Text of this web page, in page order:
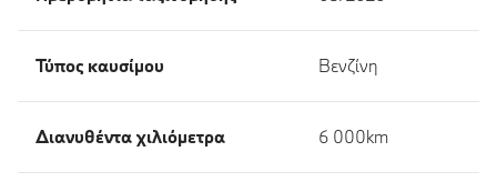
Τύπος καυσίμου Βενζίνη
Διανυθέντα χιλιόμετρα 6 000km